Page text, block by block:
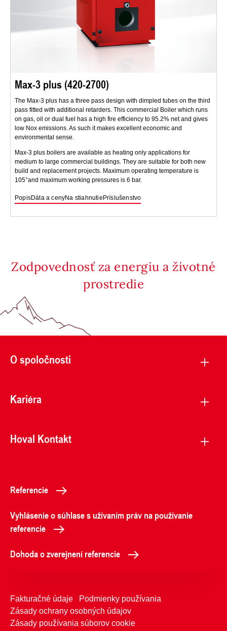
Max-3 plus (420-2700)
The Max-3 plus has a three pass design with dimpled tubes on the third
pass fitted with additional retarders. This commercial Boiler which runs
on gas, oil or dual fuel has a high fire efficiency to 95.2% net and gives
low Nox emissions. As such it makes excellent economic and
environmental sense.
Max-3 plus boilers are available as heating only applications for
medium to large commercial buildings. They are suitable for both new
build and replacement projects. Maximum operating temperature is
105°and maximum working pressures is 6 bar.
PopisDáta a cenyNa stiahnutiePríslušenstvo
Zodpovednosť za energiu a životné
prostredie
O spoločnosti
Kariéra
Hoval Kontakt
Referencie
Vyhlásenie o súhlase s užívaním práv na používanie
referencie
Dohoda o zverejnení referencie
Fakturačné údaje
Podmienky používania
Zásady ochrany osobných údajov
Zásady používania súborov cookie